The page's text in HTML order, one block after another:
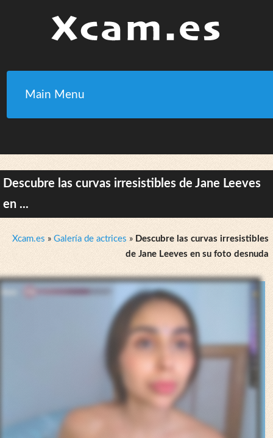
Main Menu
Descubre las curvas irresistibles de Jane Leeves
en ...
Xcam.es » Galería de actrices » Descubre las curvas irresistibles
de Jane Leeves en su foto desnuda